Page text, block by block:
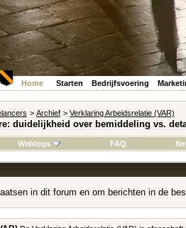
Home Starten Bedrijfsvoering
> Archief > Verklaring Arbeidsrelatie (VAR)
duidelijkheid over bemiddeling vs.
Weblogs FAQ
in dit forum en om berichten in de